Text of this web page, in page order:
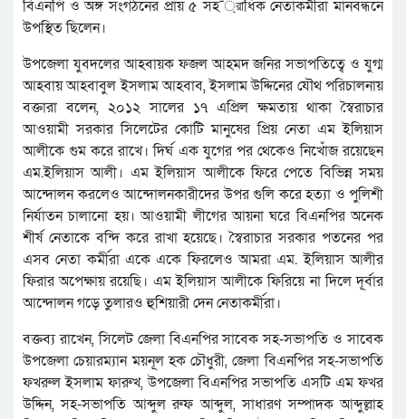
বিএনপি ও অঙ্গ সংগঠনের প্রায় ৫ সহ¯্রাধিক নেতাকর্মীরা মানবন্ধনে
উপস্থিত ছিলেন।
উপজেলা যুবদলের আহবায়ক ফজল আহমদ জনির সভাপতিত্বে ও যুগ্ম
আহবায় আহবাবুল ইসলাম আহবাব, ইসলাম উদ্দিনের যৌথ পরিচালনায়
বক্তারা বলেন, ২০১২ সালের ১৭ এপ্রিল ক্ষমতায় থাকা স্বৈরাচার
আওয়ামী সরকার সিলেটের কোটি মানুষের প্রিয় নেতা এম ইলিয়াস
আলীকে গুম করে রাখে। দির্ঘ এক যুগের পর থেকেও নিখোঁজ রয়েছেন
এম.ইলিয়াস আলী। এম ইলিয়াস আলীকে ফিরে পেতে বিভিন্ন সময়
আন্দোলন করলেও আন্দোলনকারীদের উপর গুলি করে হত্যা ও পুলিশী
নির্যাতন চালানো হয়। আওয়ামী লীগের আয়না ঘরে বিএনপির অনেক
শীর্ষ নেতাকে বন্দি করে রাখা হয়েছে। স্বৈরাচার সরকার পতনের পর
এসব নেতা কর্মীরা একে একে ফিরলেও আমরা এম. ইলিয়াস আলীর
ফিরার অপেক্ষায় রয়েছি। এম ইলিয়াস আলীকে ফিরিয়ে না দিলে দূর্বার
আন্দোলন গড়ে তুলারও হুশিয়ারী দেন নেতাকর্মীরা।
বক্তব্য রাখেন, সিলেট জেলা বিএনপির সাবেক সহ-সভাপতি ও সাবেক
উপজেলা চেয়ারম্যান ময়নূল হক চৌধুরী, জেলা বিএনপির সহ-সভাপতি
ফখরুল ইসলাম ফারুখ, উপজেলা বিএনপির সভাপতি এসটি এম ফখর
উদ্দিন, সহ-সভাপতি আব্দুল রুফ আব্দুল, সাধারণ সম্পাদক আব্দুল্লাহ